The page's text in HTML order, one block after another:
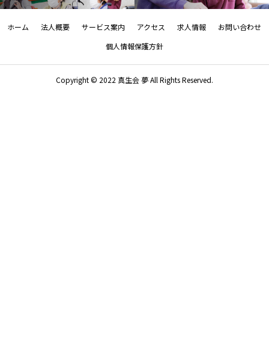
ホーム 法人概要 サービス案内 アクセス 求人情報
お問い合わせ
個人情報保護方針
Copyright © 2022 真生会 夢 All Rights Reserved.